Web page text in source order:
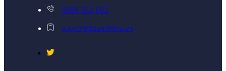
0968 382 682
support@sunoffice.vn